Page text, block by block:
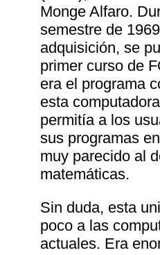
Monge Alfaro.
semestre de
adquisición, se
primer curso de
era el programa
esta
permitía a los
sus programas
muy parecido al
matemáticas.
Sin duda, esta
poco a las
actuales. Era